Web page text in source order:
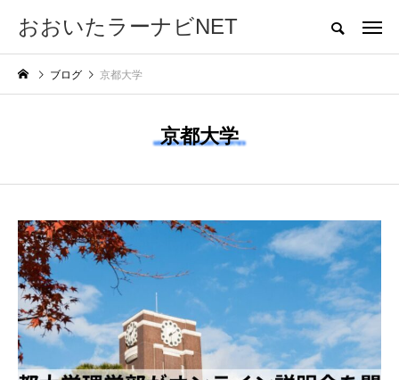
大分の受験・教育情報サイト
ホーム 幼児教育 中学入試
カテゴリー毎の最新記事
2026年度 公立高校入
【大分県内の高校生の
おおいたラーナビNET
ブログ 京都大学
京都大学